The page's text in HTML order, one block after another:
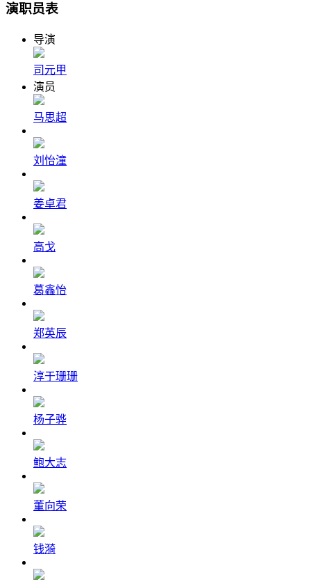
演职员表
导演
司元甲
演员
马思超
刘怡潼
姜卓君
高戈
葛鑫怡
郑英辰
淳于珊珊
杨子骅
鲍大志
董向荣
钱漪